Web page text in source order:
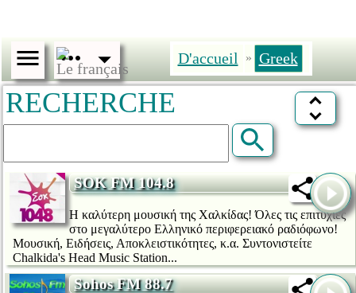
D'accueil » Greek
RECHERCHE
SOK FM 104.8
Η καλύτερη μουσική της Χαλκίδας! Όλες τις επιτυχίες
στο μεγαλύτερο Ελληνικό περιφερειακό ραδιόφωνο!
Μουσική, Ειδήσεις, Αποκλειστικότητες, κ.α. Συντονιστείτε
Chalkida's Head Music Station...
Sohos FM 88.7